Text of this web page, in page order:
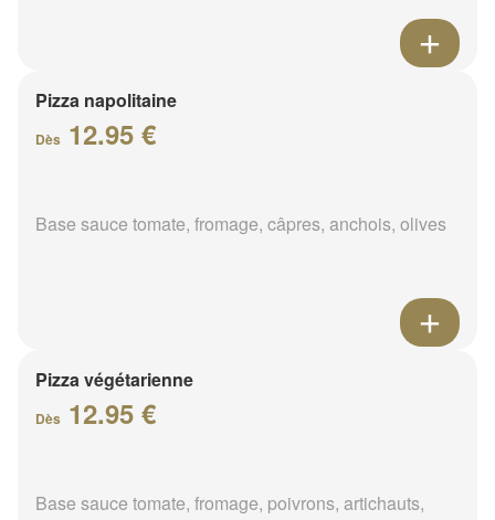
Pizza napolitaine
Dès 12.95 €
Base sauce tomate, fromage, câpres, anchois, olives
Pizza végétarienne
Dès 12.95 €
Base sauce tomate, fromage, poivrons, artichauts,